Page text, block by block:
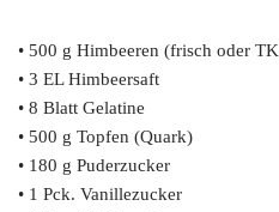
• 500 g Himbeeren (frisch oder
• 3 EL Himbeersaft
• 8 Blatt Gelatine
• 500 g Topfen (Quark)
• 180 g Puderzucker
• 1 Pck. Vanillezucker